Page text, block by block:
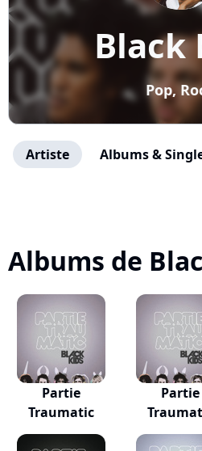
Black
Pop,
Artiste Albums &
Albums de
Partie
Traumatic
Partie